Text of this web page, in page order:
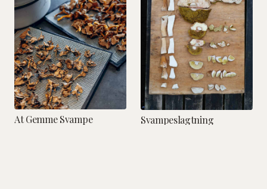
At Gemme Svampe Svampeslagtning